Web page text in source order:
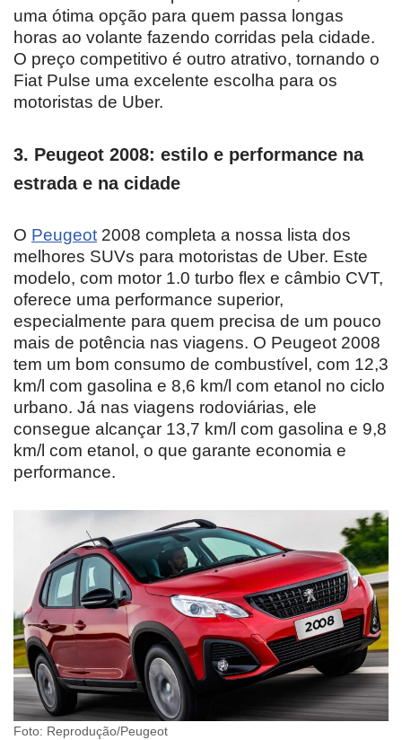
uma ótima opção para quem passa longas
horas ao volante fazendo corridas pela cidade.
O preço competitivo é outro atrativo, tornando o
Fiat Pulse uma excelente escolha para os
motoristas de Uber.
3. Peugeot 2008: estilo e performance na
estrada e na cidade
O Peugeot 2008 completa a nossa lista dos
melhores SUVs para motoristas de Uber. Este
modelo, com motor 1.0 turbo flex e câmbio CVT,
oferece uma performance superior,
especialmente para quem precisa de um pouco
mais de potência nas viagens. O Peugeot 2008
tem um bom consumo de combustível, com 12,3
km/l com gasolina e 8,6 km/l com etanol no ciclo
urbano. Já nas viagens rodoviárias, ele
consegue alcançar 13,7 km/l com gasolina e 9,8
km/l com etanol, o que garante economia e
performance.
Foto: Reprodução/Peugeot